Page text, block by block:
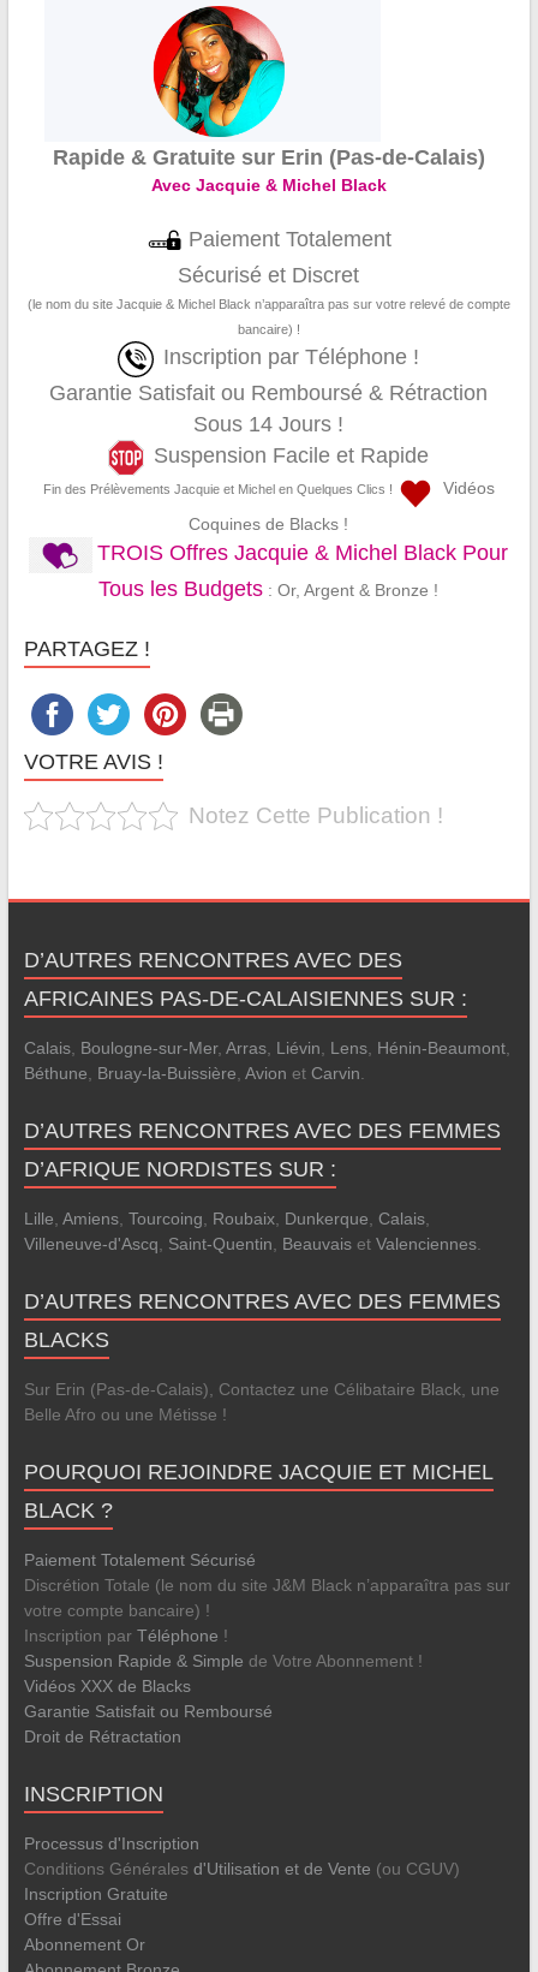
Rapide & Gratuite sur Erin (Pas-de-Calais)
Avec Jacquie & Michel Black
Paiement Totalement
Sécurisé et Discret
(le nom du site Jacquie & Michel Black n’apparaîtra pas sur votre relevé de compte
bancaire) !
Inscription par Téléphone !
Garantie Satisfait ou Remboursé & Rétraction
Sous 14 Jours !
Suspension Facile et Rapide
Fin des Prélèvements Jacquie et Michel en Quelques Clics !
Vidéos
Coquines de Blacks !
TROIS Offres Jacquie & Michel Black Pour
Tous les Budgets : Or, Argent & Bronze !
PARTAGEZ !
VOTRE AVIS !
Notez Cette Publication !
D’AUTRES RENCONTRES AVEC DES
AFRICAINES PAS-DE-CALAISIENNES SUR :
Calais, Boulogne-sur-Mer, Arras, Liévin, Lens, Hénin-Beaumont,
Béthune, Bruay-la-Buissière, Avion et Carvin.
D’AUTRES RENCONTRES AVEC DES FEMMES
D’AFRIQUE NORDISTES SUR :
Lille, Amiens, Tourcoing, Roubaix, Dunkerque, Calais,
Villeneuve-d'Ascq, Saint-Quentin, Beauvaiset Valenciennes.
D’AUTRES RENCONTRES AVEC DES FEMMES
BLACKS
Sur Erin (Pas-de-Calais), Contactez une Célibataire Black, une
Belle Afro ou une Métisse !
POURQUOI REJOINDRE JACQUIE ET MICHEL
BLACK ?
Paiement Totalement Sécurisé
Discrétion Totale (le nom du site J&M Black n’apparaîtra pas sur
votre compte bancaire) !
Inscription par Téléphone !
Suspension Rapide & Simple de Votre Abonnement !
Vidéos XXX de Blacks
Garantie Satisfait ou Remboursé
Droit de Rétractation
INSCRIPTION
Processus d'Inscription
Conditions Générales d'Utilisation et de Vente (ou CGUV)
Inscription Gratuite
Offre d'Essai
Abonnement Or